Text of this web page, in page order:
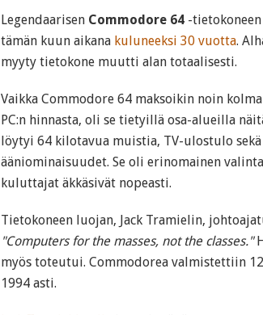
Legendaarisen Commodore 64 -
tämän kuun aikana kuluneeksi 30 vuotta.
myyty tietokone muutti alan totaalisesti.
Vaikka Commodore 64 maksoikin noin
PC:n hinnasta, oli se tietyillä osa-alueilla
löytyi 64 kilotavua muistia, TV-ulostulo
ääniominaisuudet. Se oli erinomainen
kuluttajat äkkäsivät nopeasti.
Tietokoneen luojan, Jack Tramielin,
"Computers for the masses, not the classes."
myös toteutui. Commodorea valmistettiin
1994 asti.